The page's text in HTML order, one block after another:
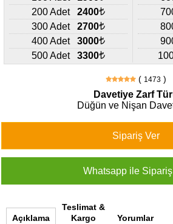
200 Adet
2400
300 Adet
2700
400 Adet
3000
500 Adet
3300
( 1473 )
Davetiye Zarf
Düğün ve Nişan
Açıklama
Teslimat &
Kargo
Yorumlar